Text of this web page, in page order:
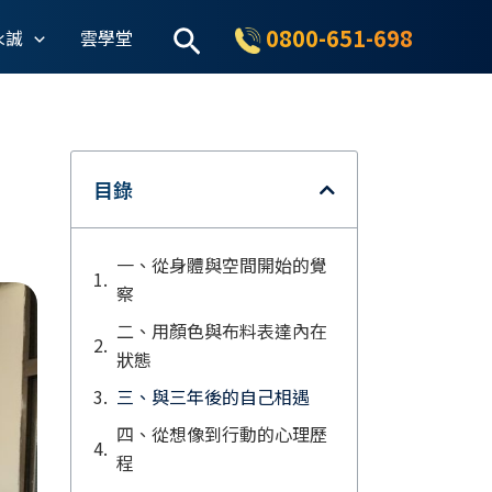
誠 雲學堂
搜
尋
0800-651-698
目錄
一、從身體與空間開始的覺
察
二、用顏色與布料表達內在
狀態
三、與三年後的自己相遇
四、從想像到行動的心理歷
程